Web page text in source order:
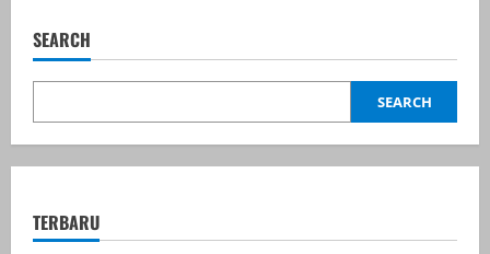
Longsor
Mengguncang
SEARCH
SEARCH
TERBARU